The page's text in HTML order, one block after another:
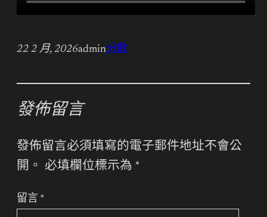
22 2 月, 2026admin分數
發佈留言
發佈留言必須填寫的電子郵件地址不會公
開。 必填欄位標示為 *
留言 *